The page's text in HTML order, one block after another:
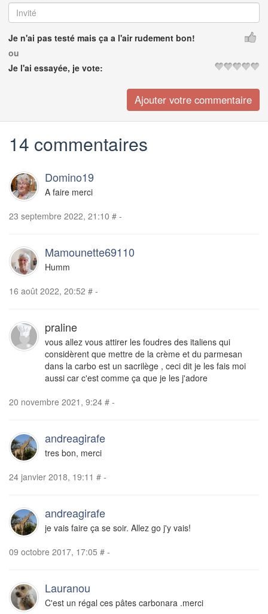
Je n'ai pas testé mais ça a l'air rudement bon!
ou
Je l'ai essayée, je vote:
14 commentaires
Domino19
A faire merci
23 septembre 2022, 21:10 # -
Mamounette69110
Humm
16 août 2022, 20:52 # -
praline
vous allez vous attirer les foudres des italiens qui
considèrent que mettre de la crème et du parmesan
dans la carbo est un sacrilège , ceci dit je les fais moi
aussi car c'est comme ça que je les j'adore
20 novembre 2021, 9:24 # -
andreagirafe
tres bon, merci
24 janvier 2018, 19:11 # -
andreagirafe
je vais faire ça se soir. Allez go j'y vais!
09 octobre 2017, 17:05 # -
Lauranou
C'est un régal ces pâtes carbonara .merci